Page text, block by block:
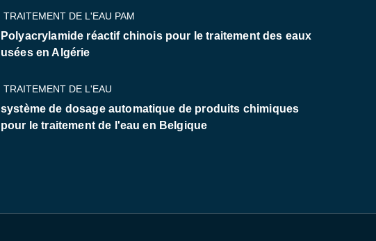
TRAITEMENT DE L'EAU PAM
Polyacrylamide réactif chinois pour le traitement des eaux
usées en Algérie
TRAITEMENT DE L'EAU
système de dosage automatique de produits chimiques
pour le traitement de l'eau en Belgique